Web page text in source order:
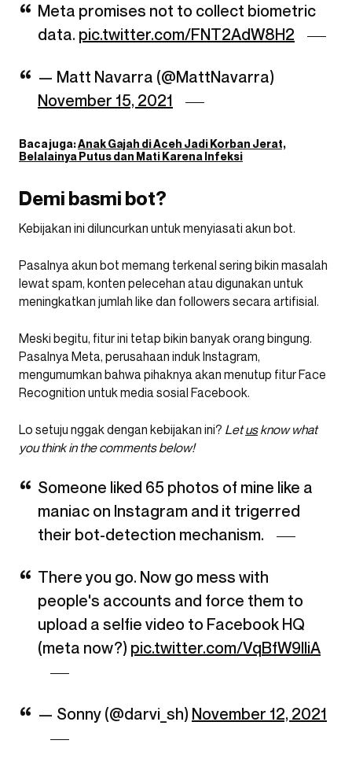
Meta promises not to collect biometric
data. pic.twitter.com/FNT2AdW8H2
— Matt Navarra (@MattNavarra)
November 15, 2021
Baca juga:Anak Gajah di Aceh Jadi Korban Jerat,
Belalainya Putus dan Mati Karena Infeksi
Demi basmi bot?
Kebijakan ini diluncurkan untuk menyiasati akun bot.
Pasalnya akun bot memang terkenal sering bikin masalah
lewat spam, konten pelecehan atau digunakan untuk
meningkatkan jumlah like dan followers secara artifisial.
Meski begitu, fitur ini tetap bikin banyak orang bingung.
Pasalnya Meta, perusahaan induk Instagram,
mengumumkan bahwa pihaknya akan menutup fitur Face
Recognition untuk media sosial Facebook.
Lo setuju nggak dengan kebijakan ini? Letusknow what
you think in the comments below!
Someone liked 65 photos of mine like a
maniac on Instagram and it trigerred
their bot-detection mechanism.
There you go. Now go mess with
people's accounts and force them to
upload a selfie video to Facebook HQ
(meta now?) pic.twitter.com/VqBfW9IIiA
— Sonny (@darvi_sh) November 12, 2021